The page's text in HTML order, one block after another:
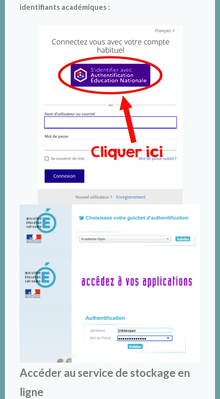
identifiants académiques :
Accéder au service de stockage en
ligne